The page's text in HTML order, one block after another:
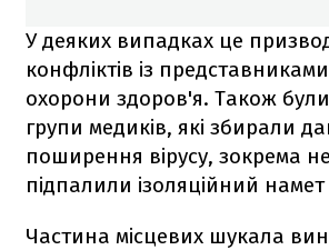
У деяких випадках це
конфліктів із
охорони здоров'я. Також
групи медиків, які збирали
поширення вірусу, зокрема
підпалили ізоляційний намет
Частина місцевих шукала